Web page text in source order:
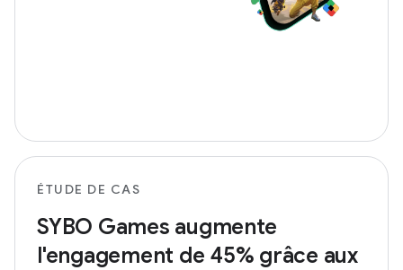
ÉTUDE DE CAS
SYBO Games augmente
l'engagement de 45% grâce aux